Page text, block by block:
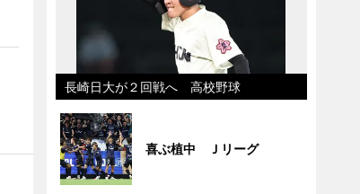
長崎日大が２回戦へ 高校野球
喜ぶ植中 Ｊリーグ